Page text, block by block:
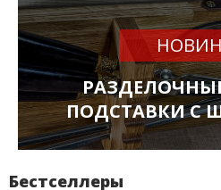
ПОДСТАВКИ С
Бестселлеры